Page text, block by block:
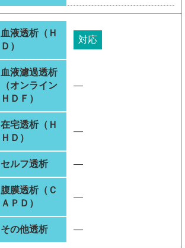
血液透析（Ｈ
Ｄ）
対応
血液濾過透析
（オンライン
ＨＤＦ）
―
在宅透析（Ｈ
ＨＤ）
―
セルフ透析 ―
腹膜透析（Ｃ
ＡＰＤ）
―
その他透析 ―